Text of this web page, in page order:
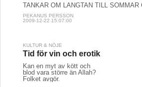
TANKAR OM LÄNGTAN TILL SOMMAR
PEKANUS PERSSON
2009-12-22 15:07:00
KULTUR & NÖJE
Tid för vin och erotik
Kan en myt av kött och
blod vara större än Allah?
Folket avgör.